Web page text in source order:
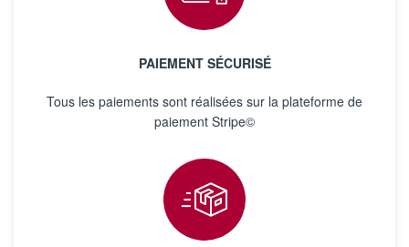
PAIEMENT SÉCURISÉ
Tous les paiements sont réalisées sur la plateforme de
paiement Stripe©